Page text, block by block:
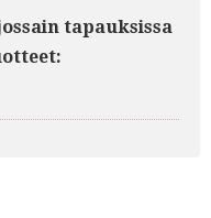
tapauksissa